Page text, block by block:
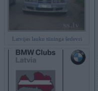
Latvijas lauku tūninga šedevri